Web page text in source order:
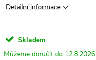
Detailní informace
Skladem
12.8.2026